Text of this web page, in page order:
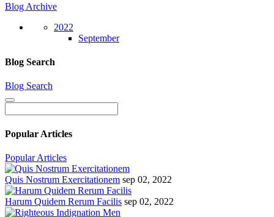
Blog Archive
2022
September
Blog Search
Blog Search
Popular Articles
Popular Articles
Quis Nostrum Exercitationem sep 02, 2022
Harum Quidem Rerum Facilis sep 02, 2022